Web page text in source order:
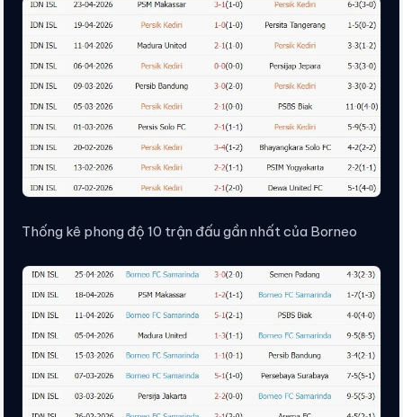
Thống kê phong độ 10 trận đấu gần nhất của Borneo